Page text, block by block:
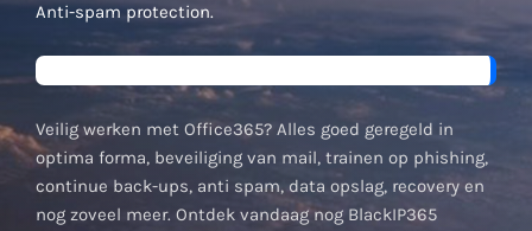
Anti-spam protection.
Veilig werken met Office365? Alles goed geregeld in
optima forma, beveiliging van mail, trainen op phishing,
continue back-ups, anti spam, data opslag, recovery en
nog zoveel meer. Ontdek vandaag nog BlackIP365